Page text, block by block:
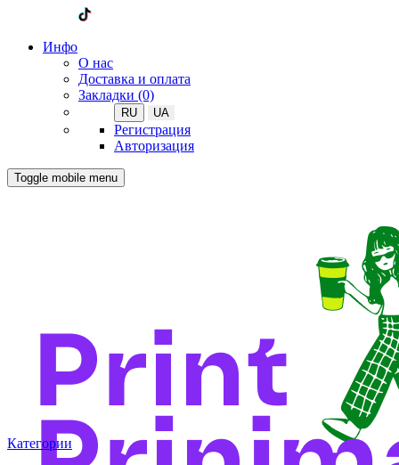
Инфо
О нас
Доставка и оплата
Закладки (0)
RU UA
Регистрация
Авторизация
Toggle mobile menu
Категории